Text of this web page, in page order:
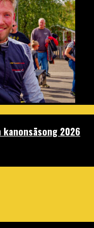
2026